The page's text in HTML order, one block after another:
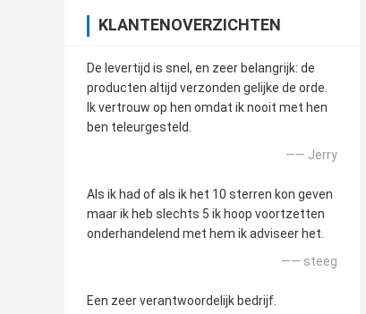
KLANTENOVERZICHTEN
De levertijd is snel, en zeer belangrijk: de
producten altijd verzonden gelijke de orde.
Ik vertrouw op hen omdat ik nooit met hen
ben teleurgesteld.
—— Jerry
Als ik had of als ik het 10 sterren kon geven
maar ik heb slechts 5 ik hoop voortzetten
onderhandelend met hem ik adviseer het.
—— steeg
Een zeer verantwoordelijk bedrijf.